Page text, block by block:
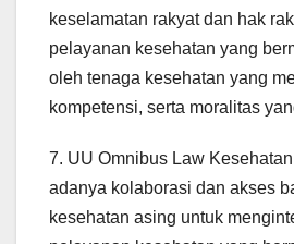
keselamatan rakyat dan hak
pelayanan kesehatan yang
oleh tenaga kesehatan yang
kompetensi, serta moralitas
7. UU Omnibus Law
adanya kolaborasi dan akses
kesehatan asing untuk